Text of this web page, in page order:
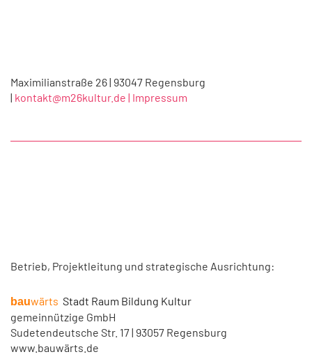
Maximilianstraße 26 | 93047 Regensburg
| kontakt@m26kultur.de | Impressum
Betrieb, Projektleitung und strategische Ausrichtung:
bauwärts Stadt Raum Bildung Kultur
gemeinnützige GmbH
Sudetendeutsche Str. 17 | 93057 Regensburg
www.bauwärts.de